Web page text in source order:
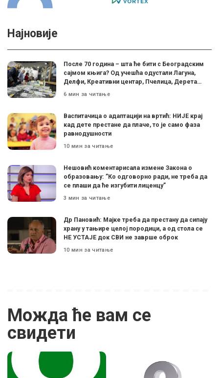
Најновије
После 70 година – шта ће бити с Београдским
сајмом књига? Од учешћа одустали Лагуна,
Делфи, Креативни центар, Пчелица, Дерета…
6 мин за читање
Васпитачица о адаптацији на вртић: НИЈЕ крај
кад дете престане да плаче, то је само фаза
равнодушности
10 мин за читање
Нешовић коментарисала измене Закона о
образовању: ”Ко одговорно ради, не треба да
се плаши да ће изгубити лиценцу”
3 мин за читање
Др Пановић: Мајке треба да престану да сипају
храну у тањире целој породици, а од стола се
НЕ УСТАЈЕ док СВИ не заврше оброк
10 мин за читање
Можда ће вам се
свидети